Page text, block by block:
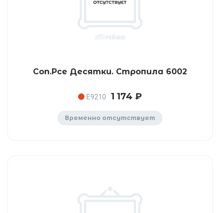
Con.Pce Десятки. Стропила 6002
E9210 1 174 ₽
Временно отсутствует